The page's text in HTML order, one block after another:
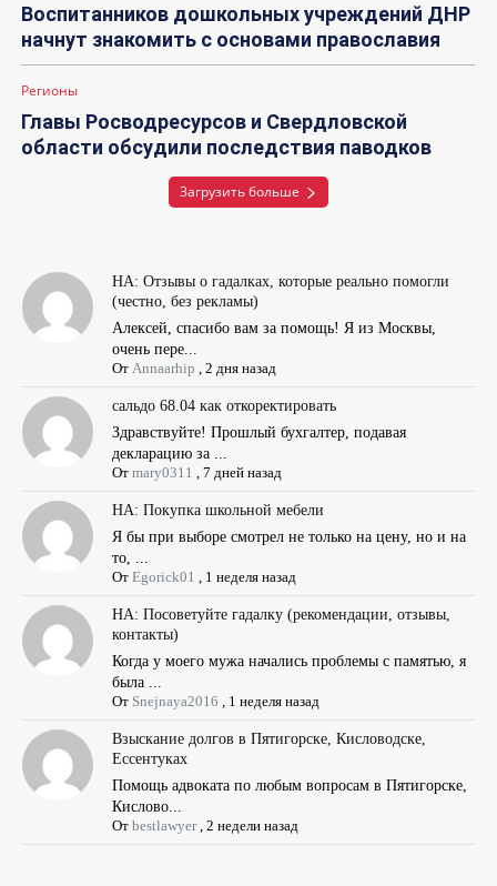
Воспитанников дошкольных учреждений ДНР
начнут знакомить с основами православия
Регионы
Главы Росводресурсов и Свердловской
области обсудили последствия паводков
Загрузить больше
НА: Отзывы о гадалках, которые реально помогли
(честно, без рекламы)
Алексей, спасибо вам за помощь! Я из Москвы,
очень пере...
От Annaarhip ,2 дня назад
сальдо 68.04 как откоректировать
Здравствуйте! Прошлый бухгалтер, подавая
декларацию за ...
Отmary0311 ,7 дней назад
НА: Покупка школьной мебели
Я бы при выборе смотрел не только на цену, но и на
то, ...
ОтEgorick01 1 неделя назад
НА: Посоветуйте гадалку (рекомендации, отзывы,
контакты)
Когда у моего мужа начались проблемы с памятью, я
была ...
От Snejnaya2016 1 неделя назад
Взыскание долгов в Пятигорске, Кисловодске,
Ессентуках
Помощь адвоката по любым вопросам в Пятигорске,
Кислово...
Отbestlawyer,2 недели назад